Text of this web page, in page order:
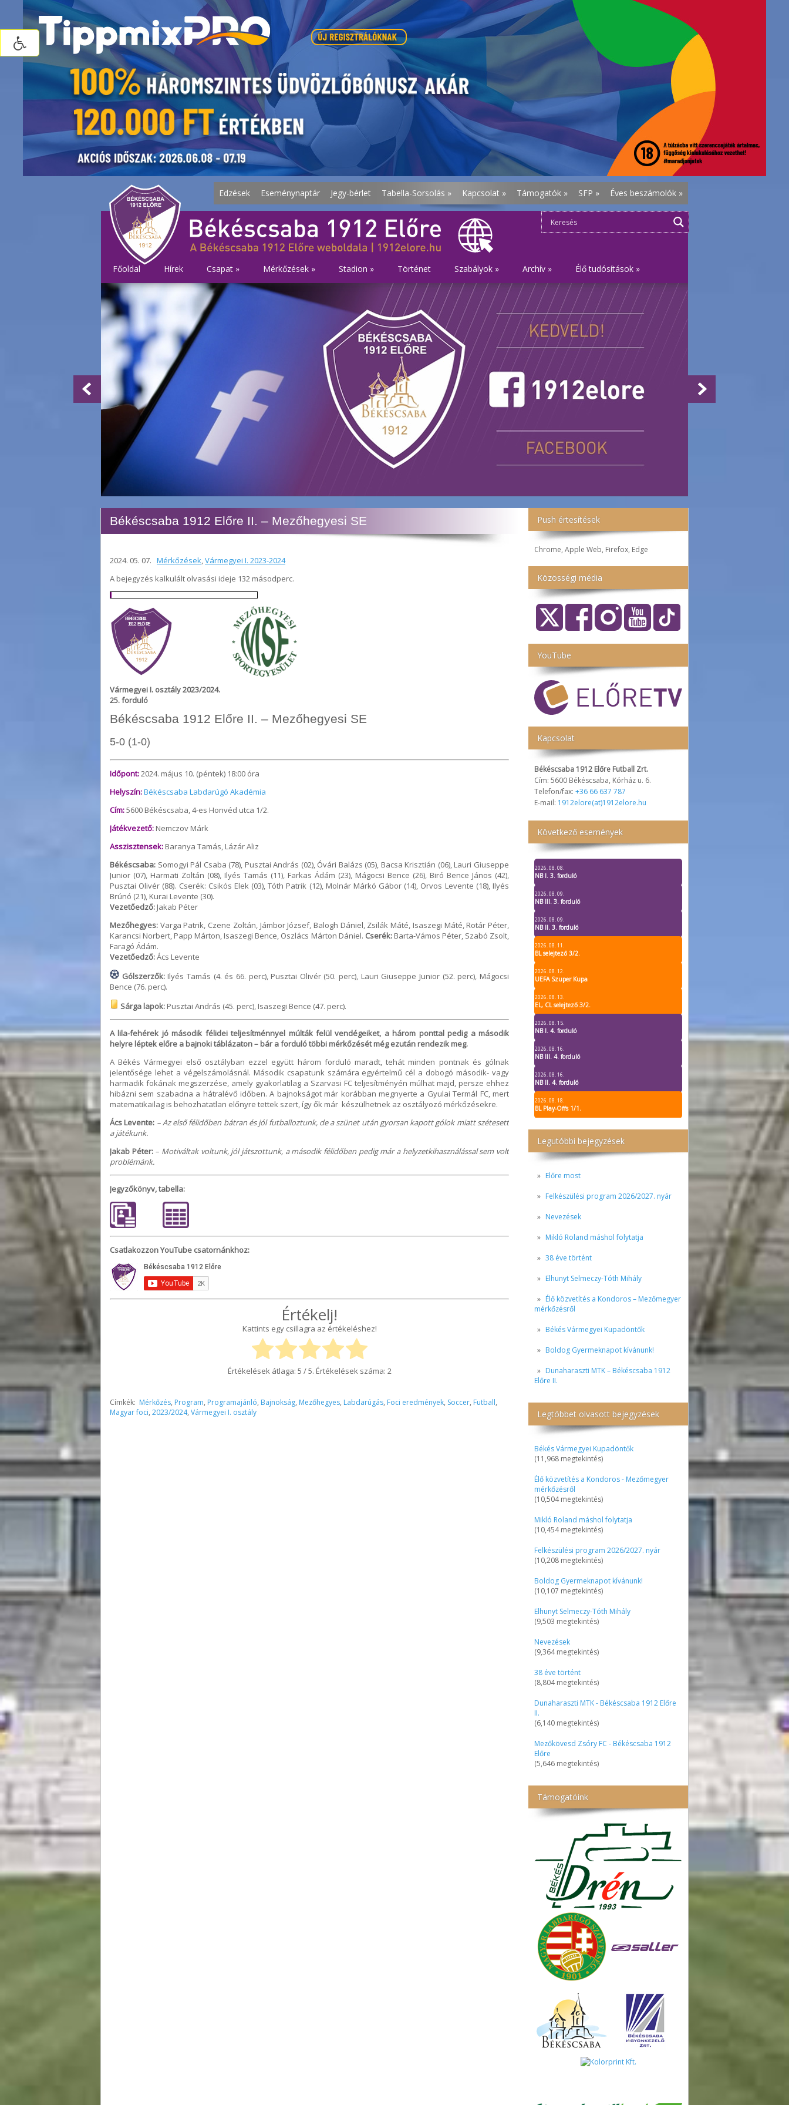
Edzések Eseménynaptár Jegy-bérlet Tabella-Sorsolás » Kapcsolat » Támogatók » SFP » Éves beszámolók »
Főoldal Hírek Csapat » Mérkőzések » Stadion » Történet Szabályok » Archív » Élő tudósítások »
Push értesítések
Chrome, Apple Web, Firefox, Edge
Közösségi média
YouTube
Kapcsolat
Békéscsaba 1912 Előre Futball Zrt.
Cím: 5600 Békéscsaba, Kórház u. 6.
Telefon/fax: +36 66 637 787
E-mail: 1912elore(at)1912elore.hu
Következő események
2026. 08. 08.
NB I. 3. forduló
2026. 08. 09.
NB III. 3. forduló
2026. 08. 09.
NB II. 3. forduló
2026. 08. 11.
BL selejtező 3/2.
2026. 08. 12.
UEFA Szuper Kupa
2026. 08. 13.
EL, CL selejtező 3/2.
2026. 08. 15.
NB I. 4. forduló
2026. 08. 16.
NB III. 4. forduló
2026. 08. 16.
NB II. 4. forduló
2026. 08. 18.
BL Play-Offs 1/1.
Legutóbbi bejegyzések
Előre most
Felkészülési program 2026/2027. nyár
Nevezések
Mikló Roland máshol folytatja
38 éve történt
Elhunyt Selmeczy-Tóth Mihály
Élő közvetítés a Kondoros – Mezőmegyer
mérkőzésről
Békés Vármegyei Kupadöntők
Boldog Gyermeknapot kívánunk!
Dunaharaszti MTK – Békéscsaba 1912
Előre II.
Legtöbbet olvasott bejegyzések
Békés Vármegyei Kupadöntők
(11,968 megtekintés)
Élő közvetítés a Kondoros - Mezőmegyer
mérkőzésről
(10,504 megtekintés)
Mikló Roland máshol folytatja
(10,454 megtekintés)
Felkészülési program 2026/2027. nyár
(10,208 megtekintés)
Boldog Gyermeknapot kívánunk!
(10,107 megtekintés)
Elhunyt Selmeczy-Tóth Mihály
(9,503 megtekintés)
Nevezések
(9,364 megtekintés)
38 éve történt
(8,804 megtekintés)
Dunaharaszti MTK - Békéscsaba 1912 Előre
II.
(6,140 megtekintés)
Mezőkövesd Zsóry FC - Békéscsaba 1912
Előre
(5,646 megtekintés)
Támogatóink
Békéscsaba 1912 Előre II. – Mezőhegyesi SE
2024. 05. 07. Mérkőzések,Vármegyei I. 2023-2024
A bejegyzés kalkulált olvasási ideje 132 másodperc.
Vármegyei I. osztály 2023/2024.
25. forduló
Békéscsaba 1912 Előre II. – Mezőhegyesi SE
5-0 (1-0)
Időpont:2024. május 10. (péntek) 18:00 óra
Helyszín:Békéscsaba Labdarúgó Akadémia
Cím:5600 Békéscsaba, 4-es Honvéd utca 1/2.
Játékvezető: Nemczov Márk
Asszisztensek: Baranya Tamás, Lázár Aliz
Békéscsaba: Somogyi Pál Csaba (78), Pusztai András (02), Óvári Balázs (05), Bacsa Krisztián (06), Lauri Giuseppe
Junior (07), Harmati Zoltán (08), Ilyés Tamás (11), Farkas Ádám (23), Mágocsi Bence (26), Biró Bence János (42),
Pusztai Olivér (88). Cserék: Csikós Elek (03), Tóth Patrik (12), Molnár Márkó Gábor (14), Orvos Levente (18), Ilyés
Brúnó (21), Kurai Levente (30).
Vezetőedző: Jakab Péter
Mezőhegyes: Varga Patrik, Czene Zoltán, Jámbor József, Balogh Dániel, Zsilák Máté, Isaszegi Máté, Rotár Péter,
Karancsi Norbert, Papp Márton, Isaszegi Bence, Oszlács Márton Dániel. Cserék:Barta-Vámos Péter, Szabó Zsolt,
Faragó Ádám.
Vezetőedző:Ács Levente
Gólszerzők:Ilyés Tamás (4. és 66. perc), Pusztai Olivér (50. perc), Lauri Giuseppe Junior (52. perc), Mágocsi
Bence (76. perc).
Sárga lapok: Pusztai András (45. perc), Isaszegi Bence (47. perc).
A lila-fehérek jó második félidei teljesítménnyel múlták felül vendégeiket, a három ponttal pedig a második
helyre léptek előre a bajnoki táblázaton – bár a forduló többi mérkőzését még ezután rendezik meg.
A Békés Vármegyei első osztályban ezzel együtt három forduló maradt, tehát minden pontnak és gólnak
jelentősége lehet a végelszámolásnál. Második csapatunk számára egyértelmű cél a dobogó második- vagy
harmadik fokának megszerzése, amely gyakorlatilag a Szarvasi FC teljesítményén múlhat majd, persze ehhez
hibázni sem szabadna a hátralévő időben. A bajnokságot már korábban megnyerte a Gyulai Termál FC, mert
matematikailag is behozhatatlan előnyre tettek szert, így ők már készülhetnek az osztályozó mérkőzésekre.
Ács Levente: – Az első félidőben bátran és jól futballoztunk, de a szünet után gyorsan kapott gólok miatt szétesett
a játékunk.
Jakab Péter: – Motiváltak voltunk, jól játszottunk, a második félidőben pedig már a helyzetkihasználással sem volt
problémánk.
Jegyzőkönyv, tabella:
Csatlakozzon YouTube csatornánkhoz:
Értékelj!
Kattints egy csillagra az értékeléshez!
Értékelések átlaga: 5 / 5. Értékelések száma: 2
Címkék: Mérkőzés, Program, Programajánló, Bajnokság, Mezőhegyes, Labdarúgás, Foci eredmények, Soccer, Futball,
Magyar foci, 2023/2024, Vármegyei I. osztály